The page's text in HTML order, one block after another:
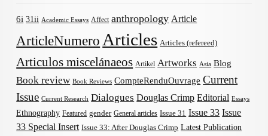
6i 31ii Academic Essays Affect anthropology Article
ArticleNumero Articles Articles (refereed)
Articulos miscelánaeos Artikel Artworks Asia Blog
Book review Book Reviews CompteRenduOuvrage Current
Issue Current Research Dialogues Douglas Crimp Editorial Essays
Ethnography Featured gender General articles Issue 31 Issue 33 Issue
33 Special Insert Issue 33: After Douglas Crimp Latest Publication